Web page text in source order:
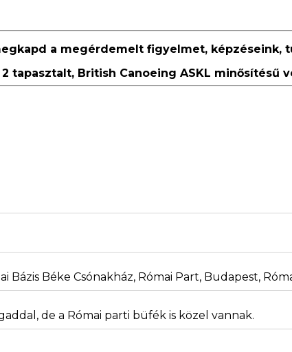
a megérdemelt figyelmet, képzéseink,
tapasztalt, British Canoeing ASKL minősítésű
Bázis Béke Csónakház, Római Part, Budapest,
de a Római parti büfék is közel vannak.